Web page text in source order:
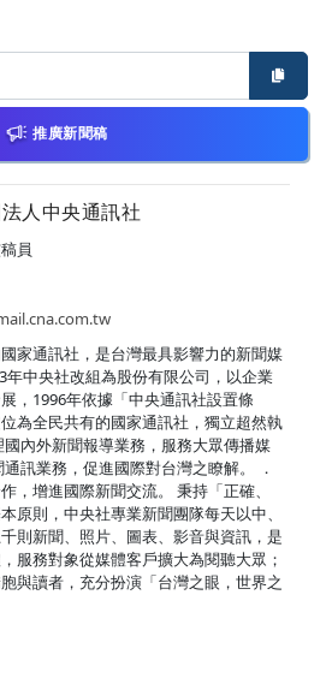
推廣新聞稿
人中央通訊社
員
家通訊社，是台灣最具影響力的新聞媒
年中央社改組為股份有限公司，以企業
，1996年依據「中央通訊社設置條
為全民共有的國家通訊社，獨立超然執
內外新聞報導業務，服務大眾傳播媒
訊業務，促進國際對台灣之瞭解。 ．
，增進國際新聞交流。 秉持「正確、
原則，中央社專業新聞團隊每天以中、
則新聞、照片、圖表、影音與資訊，是
服務對象從媒體客戶擴大為閱聽大眾；
與讀者，充分扮演「台灣之眼，世界之